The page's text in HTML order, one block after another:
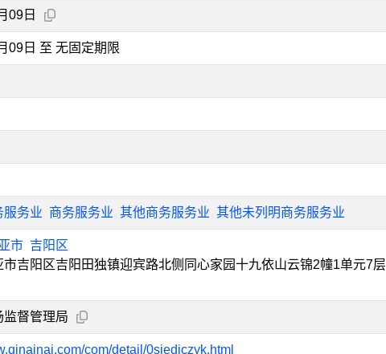
09日
09日 至 无固定期限
服务业 商务服务业 其他商务服务业 其他未列明商务服务业
市 吉阳区
市吉阳区吉阳田独镇迎宾路北侧同心家园十九依山云锦2幢1单元7层
监督管理局
com/detail/0sjedjczyk.html